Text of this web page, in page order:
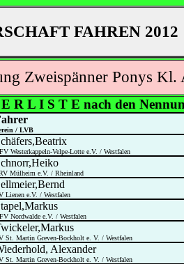
FAHREN 2012
Zweispänner Ponys Kl.
R L I S T E nach den
/ LVB
Westerkappeln-Velpe-Lotte e.V. / Westfalen
Mülheim e.V. / Rheinland
Lienen e.V. / Westfalen
Nordwalde e.V. / Westfalen
St. Martin Greven-Bockholt e. V. / Westfalen
Alexander
St. Martin Greven-Bockholt e. V. / Westfalen